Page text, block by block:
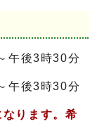
午後3時30分
午後3時30分
ります。希